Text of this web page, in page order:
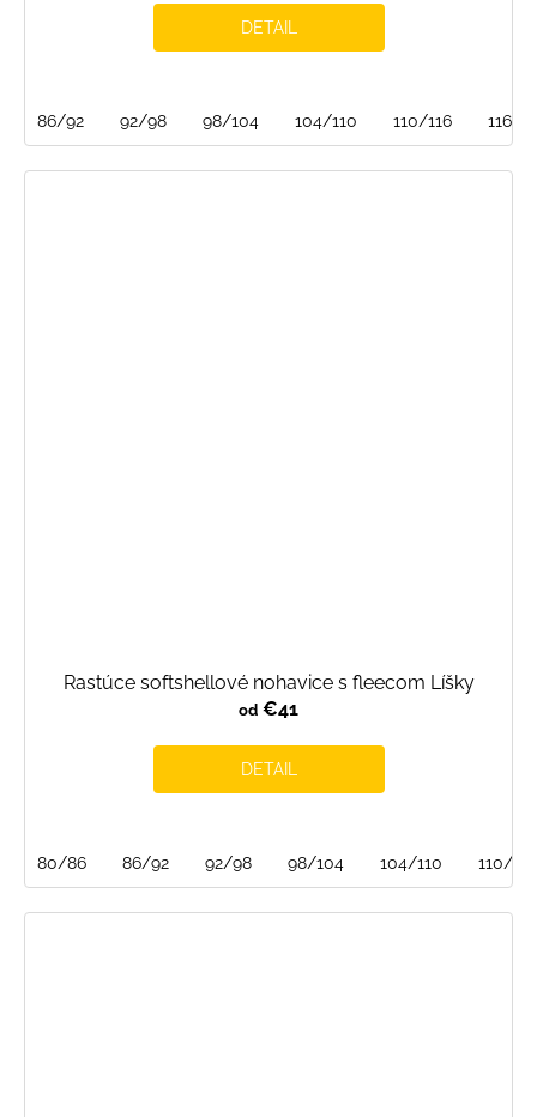
DETAIL
86/92 92/98 98/104 104/110 110/116 116/
Rastúce softshellové nohavice s fleecom Líšky
od €41
DETAIL
80/86 86/92 92/98 98/104 104/110 110/116